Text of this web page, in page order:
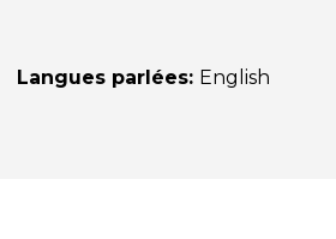
Langues parlées: English